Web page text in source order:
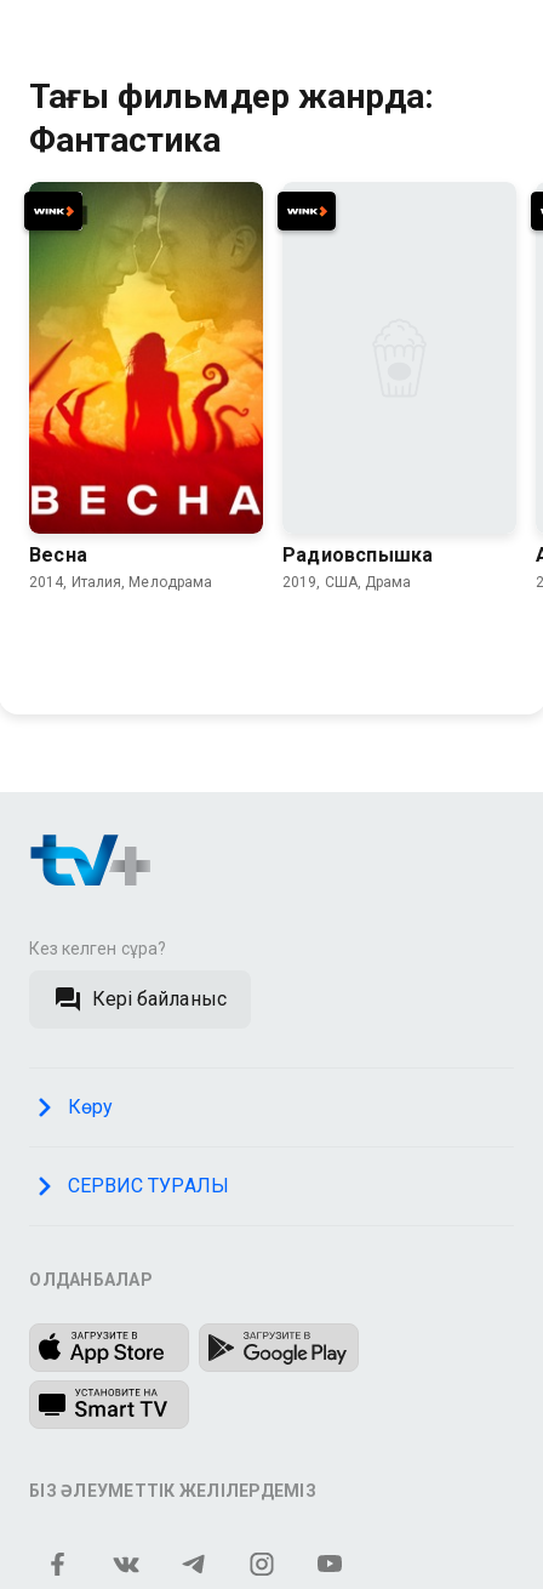
Тағы фильмдер жанрда:
Фантастика
6.6 6.7
Весна
2014, Италия, Мелодрама
Радиовспышка
2019, США, Драма
Кез келген сұрақ?
Кері байланыс
Көру
СЕРВИС ТУРАЛЫ
ҚОЛДАНБАЛАР
БІЗ ӘЛЕУМЕТТІК ЖЕЛІЛЕРДЕМІЗ